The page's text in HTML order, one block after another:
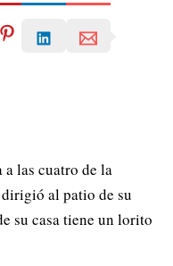
a las cuatro de la
al patio de su
su casa tiene un lorito